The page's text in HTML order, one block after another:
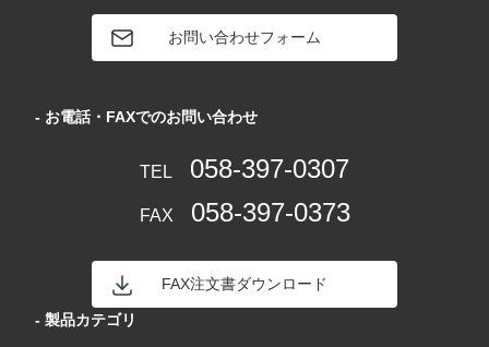
- 製品カテゴリ
お問い合わせフォーム
- お電話・FAXでのお問い合わせ
TEL 058-397-0307
FAX 058-397-0373
FAX注文書ダウンロード